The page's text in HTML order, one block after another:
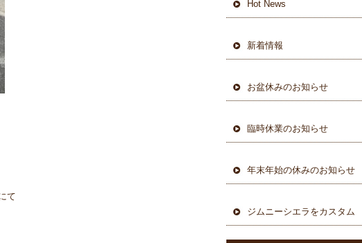
て
Hot News
新着情報
お盆休みのお知らせ
臨時休業のお知らせ
年末年始の休みのお知らせ
ジムニーシエラをカスタム